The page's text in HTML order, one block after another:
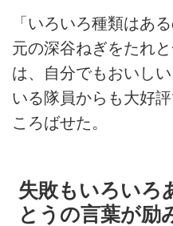
「いろいろ種類はあ
元の深谷ねぎをたれ
は、自分でもおいし
いる隊員からも大好
ころばせた。
失敗もいろいろ
とうの言葉が励